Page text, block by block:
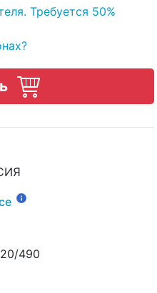
Требуется 50%
490